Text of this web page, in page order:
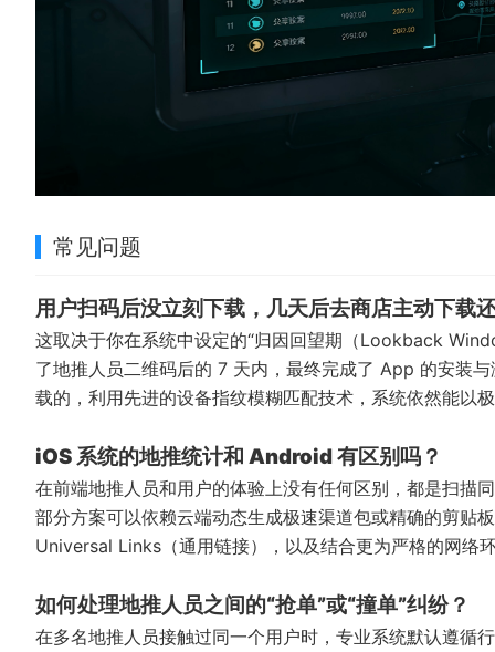
常见问题
用户扫码后没立刻下载，几天后去商店主动下载
这取决于你在系统中设定的“归因回望期（Lookback
了地推人员二维码后的 7 天内，最终完成了 App 的安装
载的，利用先进的设备指纹模糊匹配技术，系统依然能以
iOS 系统的地推统计和 Android 有区别吗？
在前端地推人员和用户的体验上没有任何区别，都是扫描
部分方案可以依赖云端动态生成极速渠道包或精确的剪贴
Universal Links（通用链接），以及结合更为严格的网络
如何处理地推人员之间的“抢单”或“撞单”纠纷？
在多名地推人员接触过同一个用户时，专业系统默认遵